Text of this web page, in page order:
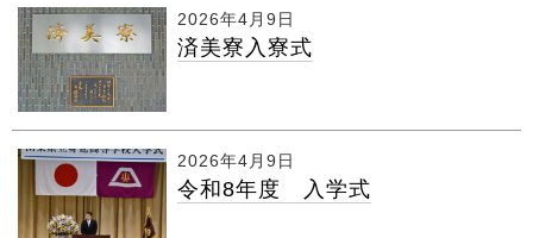
2026年4月9日
済美寮入寮式
2026年4月9日
令和8年度 入学式